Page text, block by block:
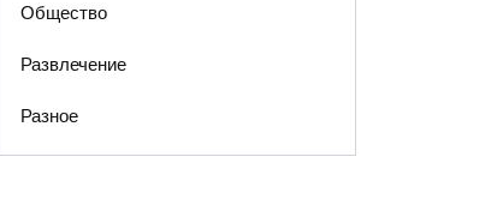
Общество
Развлечение
Разное